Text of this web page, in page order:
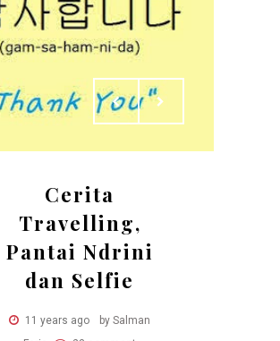
Cerita
Travelling,
Pantai Ndrini
dan Selfie
11 years ago
by Salman